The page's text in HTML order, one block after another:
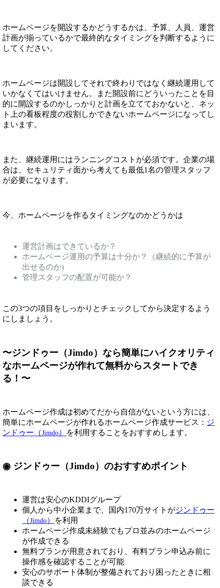
ホームページを開設するかどうするかは、予算、人員、運営
計画が揃っているかで最終的なタイミングを判断するように
してください。
ホームページは開設してそれで終わりではなく継続運用して
いかなくてはいけません。また開設前にどういったことを目
的に開設するのかしっかりと計画を立てておかないと、ネッ
ト上の看板程度の役割しかできないホームページになってし
まいます。
また、継続運用にはランニングコストが必須です。企業の場
合は、セキュリティ面から考えても最低1名の管理スタッフ
が必要になります。
今、ホームページを作るタイミングなのかどうかは
運営計画はできているか？
ホームページ運用の予算は十分か？（継続的に予算が
出せるのか)
管理スタッフの配置が可能か？
この3つの項目をしっかりとチェックしてから決定するよう
にしましょう。
〜ジンドゥー（Jimdo）なら簡単にハイクオリティ
なホームページが作れて無料からスタートでき
る！〜
ホームページ作成は初めてだから自信がないという方には、
簡単にホームページが作れるホームページ作成サービス： ジ
ンドゥー（Jimdo） を利用することをおすすめします。
◉ ジンドゥー（Jimdo）のおすすめポイント
運営は安心のKDDIグループ
個人から中小企業まで、国内170万サイトがジンドゥー
（Jimdo）
を利用
ホームページ作成未経験でもプロ並みのホームページ
が作成できる
無料プランが用意されており、有料プラン申込み前に
操作感を確認することが可能
安心のサポート体制が整備されており困ったときに相
談できる